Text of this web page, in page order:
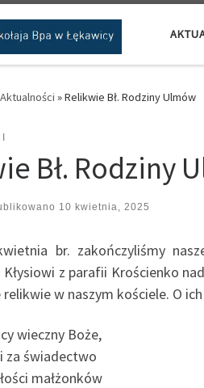
Aktualności »Relikwie Bł. Rodziny Ulmów
Bł. Rodziny
10 kwietnia, 2025
br. zakończyliśmy
z parafii Krościenko
w naszym kościele. O
wieczny Boże,
za świadectwo
małżonków